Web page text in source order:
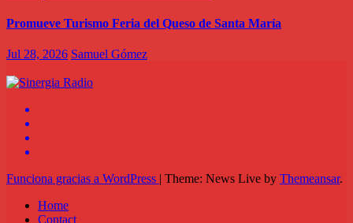
Promueve Turismo Feria del Queso de Santa María
Jul 28, 2026 Samuel Gómez
Funciona gracias a WordPress | Theme: News Live by Themeansar.
Home
Contact